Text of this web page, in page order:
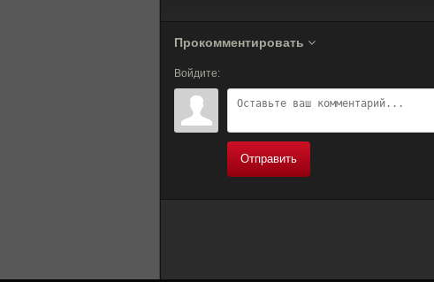
Прокомментировать
Войдите:
Отправить